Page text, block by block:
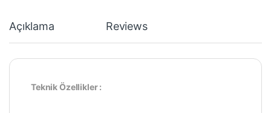
Açıklama Reviews
Teknik Özellikler :